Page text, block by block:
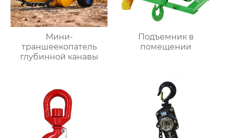
Мини-
траншеекопатель
глубинной канавы
Подъемник в
помещении